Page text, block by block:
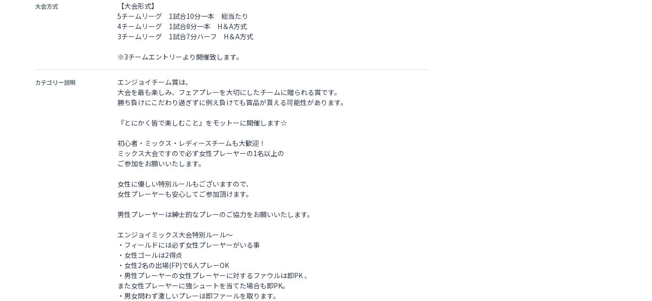
大会方式
【大会形式】
5チームリーグ 1試合10分一本 総当たり
4チームリーグ 1試合8分一本 H＆A方式
3チームリーグ 1試合7分ハーフ H＆A方式
※3チームエントリーより開催致します。
カテゴリー説明
エンジョイチーム賞は、
大会を最も楽しみ、フェアプレーを大切にしたチームに贈られる賞です。
勝ち負けにこだわり過ぎずに例え負けても賞品が貰える可能性があります。
『とにかく皆で楽しむこと』をモットーに開催します☆
初心者・ミックス・レディースチームも大歓迎！
ミックス大会ですので必ず女性プレーヤーの1名以上の
ご参加をお願いいたします。
女性に優しい特別ルールもございますので、
女性プレーヤーも安心してご参加頂けます。
男性プレーヤーは紳士的なプレーのご協力をお願いいたします。
エンジョイミックス大会特別ルール～
・フィールドには必ず女性プレーヤーがいる事
・女性ゴールは2得点
・女性2名の出場(FP)で6人プレーOK
・男性プレーヤーの女性プレーヤーに対するファウルは即PK 、
また女性プレーヤーに強シュートを当てた場合も即PK。
・男女問わず激しいプレーは即ファールを取ります。